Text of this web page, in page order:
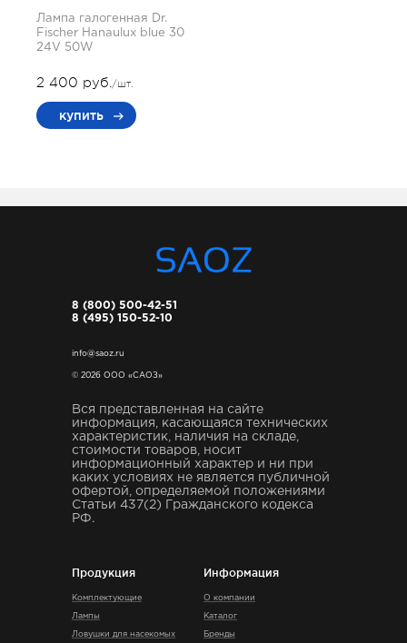
Лампа галогенная Dr.
Fischer Hanaulux blue 30
24V 50W
2 400 руб./шт.
купить
8 (800) 500-42-51
8 (495) 150-52-10
info@saoz.ru
© 2026 ООО «САОЗ»
Вся представленная на сайте
информация, касающаяся технических
характеристик, наличия на складе,
стоимости товаров, носит
информационный характер и ни при
каких условиях не является публичной
офертой, определяемой положениями
Статьи 437(2) Гражданского кодекса
РФ.
Продукция
Комплектующие
Лампы
Ловушки для насекомых
Информация
О компании
Каталог
Бренды